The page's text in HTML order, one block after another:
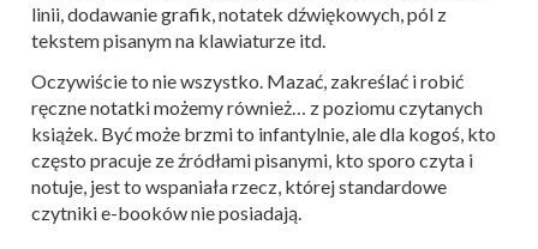
linii, dodawanie grafik, notatek dźwiękowych, pól z
tekstem pisanym na klawiaturze itd.
Oczywiście to nie wszystko. Mazać, zakreślać i robić
ręczne notatki możemy również… z poziomu czytanych
książek. Być może brzmi to infantylnie, ale dla kogoś, kto
często pracuje ze źródłami pisanymi, kto sporo czyta i
notuje, jest to wspaniała rzecz, której standardowe
czytniki e-booków nie posiadają.